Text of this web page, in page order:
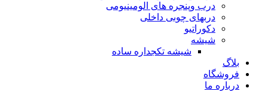
درب وپنجره های الومینیومی
دربهای چوبی داخلی
دکوراتیو
شیشه
شیشه تکجداره ساده
بلاگ
فروشگاه
درباره ما